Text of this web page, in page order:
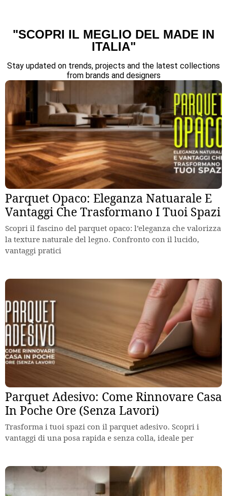
"SCOPRI IL MEGLIO DEL MADE IN
ITALIA"
Stay updated on trends, projects and the latest collections
from brands and designers
Parquet Opaco: Eleganza Natuarale E
Vantaggi Che Trasformano I Tuoi Spazi
Scopri il fascino del parquet opaco: l’eleganza che valorizza
la texture naturale del legno. Confronto con il lucido,
vantaggi pratici
Parquet Adesivo: Come Rinnovare Casa
In Poche Ore (Senza Lavori)
Trasforma i tuoi spazi con il parquet adesivo. Scopri i
vantaggi di una posa rapida e senza colla, ideale per